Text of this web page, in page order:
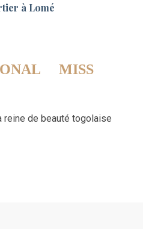
à Lomé
MISS
reine de beauté togolaise